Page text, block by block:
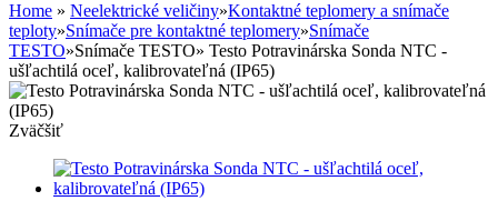
Home » Neelektrické veličiny»Kontaktné teplomery a snímače
teploty»Snímače pre kontaktné teplomery»Snímače
TESTO»Snímače TESTO» Testo Potravinárska Sonda NTC -
ušľachtilá oceľ, kalibrovateľná (IP65)
Zväčšiť